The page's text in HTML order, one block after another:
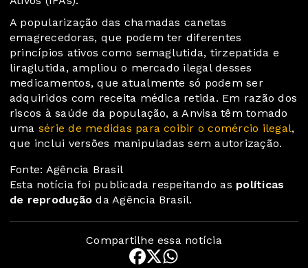
A popularização das chamadas canetas
emagrecedoras, que podem ter diferentes
princípios ativos como semaglutida, tirzepatida e
liraglutida, ampliou o mercado ilegal desses
medicamentos, que atualmente só podem ser
adquiridos com receita médica retida. Em razão dos
riscos à saúde da população, a Anvisa têm tomado
uma série de medidas para coibir o comércio ilegal,
que inclui versões manipuladas sem autorização.
Fonte: Agência Brasil
Esta notícia foi publicada respeitando as políticas
de reprodução da Agência Brasil.
Compartilhe essa notícia